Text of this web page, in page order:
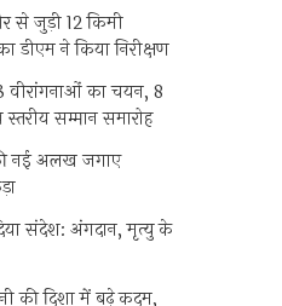
से जुड़ी 12 किमी
डीएम ने किया निरीक्षण
वीरांगनाओं का चयन, 8
सम्मान समारोह
नई अलख जगाए
संदेश: अंगदान, मृत्यु के
की दिशा में बढ़े कदम,